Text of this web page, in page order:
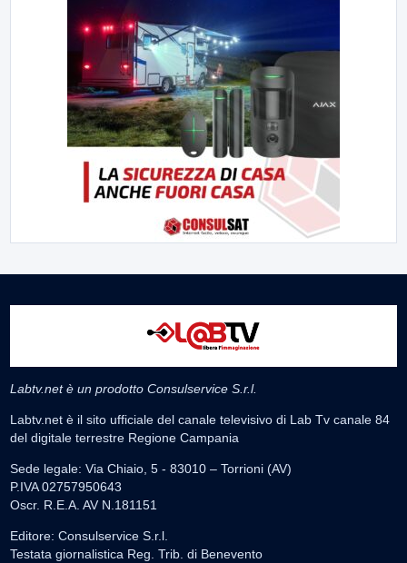
Labtv.net è un prodotto Consulservice S.r.l.
Labtv.net è il sito ufficiale del canale televisivo di Lab Tv canale 84
del digitale terrestre Regione Campania
Sede legale: Via Chiaio, 5 - 83010 – Torrioni (AV)
P.IVA 02757950643
Oscr. R.E.A. AV N.181151
Editore: Consulservice S.r.l.
Testata giornalistica Reg. Trib. di Benevento